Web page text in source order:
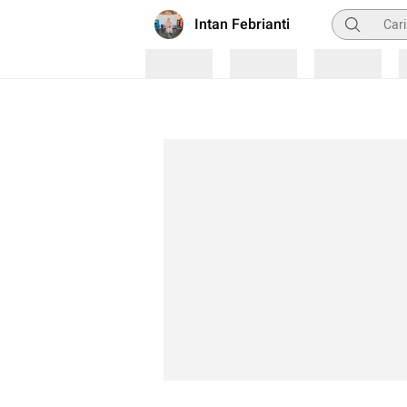
Intan Febrianti Pencarian